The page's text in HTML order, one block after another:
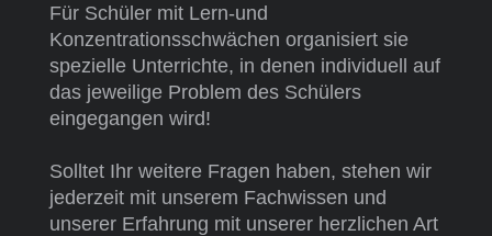
Für Schüler mit Lern-und
Konzentrationsschwächen organisiert sie
spezielle Unterrichte, in denen individuell auf
das jeweilige Problem des Schülers
eingegangen wird!
Solltet Ihr weitere Fragen haben, stehen wir
jederzeit mit unserem Fachwissen und
unserer Erfahrung mit unserer herzlichen Art